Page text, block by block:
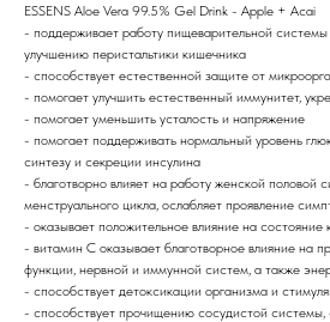
ESSENS Aloe Vera 99.5% Gel Drink - Apple + Acai
- поддерживает работу пищеварительной
улучшению перистальтики кишечника
- способствует естественной защите от
- помогает улучшить естественный иммунитет,
- помогает уменьшить усталость и напряжение
- помогает поддерживать нормальный уровень
синтезу и секреции инсулина
- благотворно влияет на работу женской половой
менструального цикла, ослабляет проявление
- оказывает положительное влияние на состояние
- витамин С оказывает благотворное влияние на
функции, нервной и иммунной систем, а также
- способствует детоксикации организма и
- способствует прочищению сосудистой